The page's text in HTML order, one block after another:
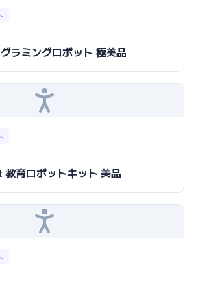
ラミングロボット 極美品
育ロボットキット 美品